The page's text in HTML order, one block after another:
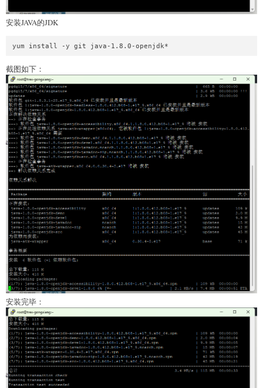
安装JAVA的JDK
截图如下：
安装完毕：